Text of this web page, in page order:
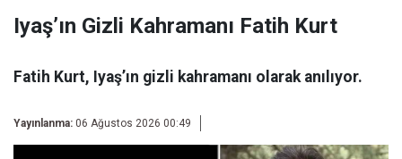
Iyaş’ın Gizli Kahramanı Fatih Kurt
Fatih Kurt, Iyaş’ın gizli kahramanı olarak anılıyor.
Yayınlanma: 06 Ağustos 2026 00:49